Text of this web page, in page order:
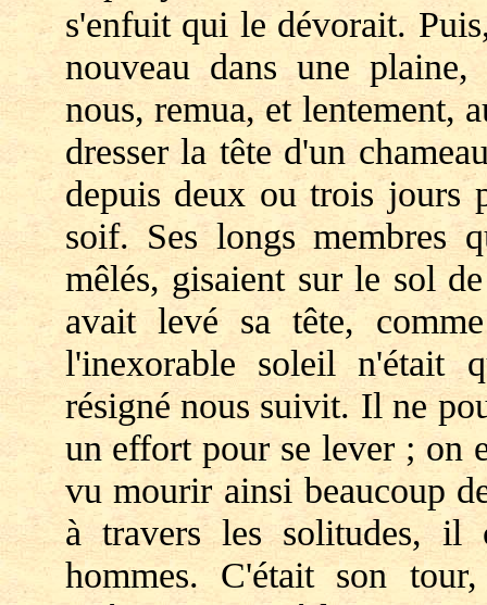
s'enfuit qui le dévorait.
nouveau dans une plaine,
nous, remua, et lentement,
dresser la tête d'un
depuis deux ou trois jours
soif. Ses longs membres
mêlés, gisaient sur le sol
avait levé sa tête,
l'inexorable soleil n'était
résigné nous suivit. Il ne
un effort pour se lever ; on
vu mourir ainsi beaucoup
à travers les solitudes, il
hommes. C'était son